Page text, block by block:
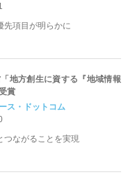
先項目が明らかに
「地方創生に資する『地域情報
賞
ス・ドットコム
つながることを実現